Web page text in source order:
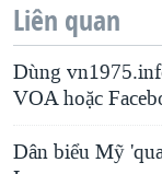
Liên quan
Dùng
VOA hoặc
Dân biểu Mỹ